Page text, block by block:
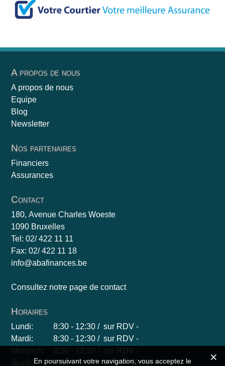
A propos de nous
A propos de nous
Equipe
Blog
Newsletter
Nos partenaires
Financiers
Assurances
Contact
180, Avenue Charles Woeste
1090 Bruxelles
Tel: 02/ 422 11 11
Fax: 02/ 422 11 18
info@abafinances.be
Consultez notre page de contact
Horaires
Lundi:
8:30 - 12:30 / sur RDV -
Mardi:
8:30 - 12:30 / sur RDV -
Mercredi:
8:30 - 12:30 / sur RDV -
Jeudi:
8:30 - 12:30 / 13:30 - 17:00
En poursuivant votre navigation, vous acceptez le